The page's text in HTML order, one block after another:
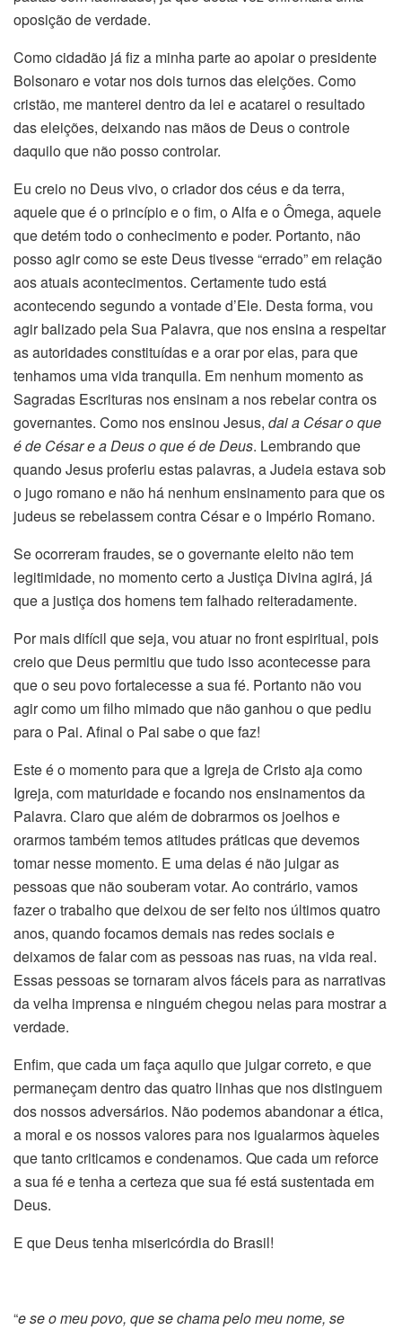
oposição de verdade.
Como cidadão já fiz a minha parte ao apoiar o presidente
Bolsonaro e votar nos dois turnos das eleições. Como
cristão, me manterei dentro da lei e acatarei o resultado
das eleições, deixando nas mãos de Deus o controle
daquilo que não posso controlar.
Eu creio no Deus vivo, o criador dos céus e da terra,
aquele que é o princípio e o fim, o Alfa e o Ômega, aquele
que detém todo o conhecimento e poder. Portanto, não
posso agir como se este Deus tivesse “errado” em relação
aos atuais acontecimentos. Certamente tudo está
acontecendo segundo a vontade d’Ele. Desta forma, vou
agir balizado pela Sua Palavra, que nos ensina a respeitar
as autoridades constituídas e a orar por elas, para que
tenhamos uma vida tranquila. Em nenhum momento as
Sagradas Escrituras nos ensinam a nos rebelar contra os
governantes. Como nos ensinou Jesus, dai a César o que
é de César e a Deus o que é de Deus. Lembrando que
quando Jesus proferiu estas palavras, a Judeia estava sob
o jugo romano e não há nenhum ensinamento para que os
judeus se rebelassem contra César e o Império Romano.
Se ocorreram fraudes, se o governante eleito não tem
legitimidade, no momento certo a Justiça Divina agirá, já
que a justiça dos homens tem falhado reiteradamente.
Por mais difícil que seja, vou atuar no front espiritual, pois
creio que Deus permitiu que tudo isso acontecesse para
que o seu povo fortalecesse a sua fé. Portanto não vou
agir como um filho mimado que não ganhou o que pediu
para o Pai. Afinal o Pai sabe o que faz!
Este é o momento para que a Igreja de Cristo aja como
Igreja, com maturidade e focando nos ensinamentos da
Palavra. Claro que além de dobrarmos os joelhos e
orarmos também temos atitudes práticas que devemos
tomar nesse momento. E uma delas é não julgar as
pessoas que não souberam votar. Ao contrário, vamos
fazer o trabalho que deixou de ser feito nos últimos quatro
anos, quando focamos demais nas redes sociais e
deixamos de falar com as pessoas nas ruas, na vida real.
Essas pessoas se tornaram alvos fáceis para as narrativas
da velha imprensa e ninguém chegou nelas para mostrar a
verdade.
Enfim, que cada um faça aquilo que julgar correto, e que
permaneçam dentro das quatro linhas que nos distinguem
dos nossos adversários. Não podemos abandonar a ética,
a moral e os nossos valores para nos igualarmos àqueles
que tanto criticamos e condenamos. Que cada um reforce
a sua fé e tenha a certeza que sua fé está sustentada em
Deus.
E que Deus tenha misericórdia do Brasil!
“e se o meu povo, que se chama pelo meu nome, se